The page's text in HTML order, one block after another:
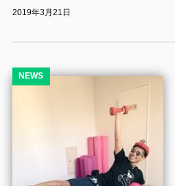
2019年3月21日
NEWS